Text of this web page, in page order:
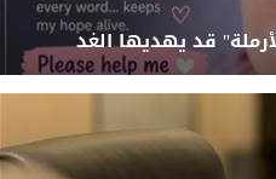
قد يهديها الغد